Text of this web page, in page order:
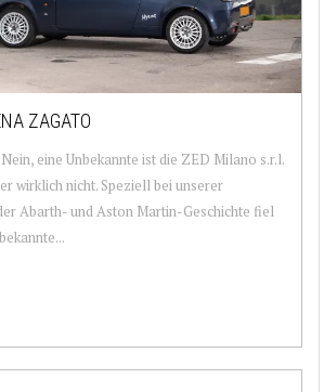
ZAGATO
eine Unbekannte ist die ZED Milano s.r.l.
wirklich nicht. Speziell bei unserer
Abarth- und Aston Martin-Geschichte fiel